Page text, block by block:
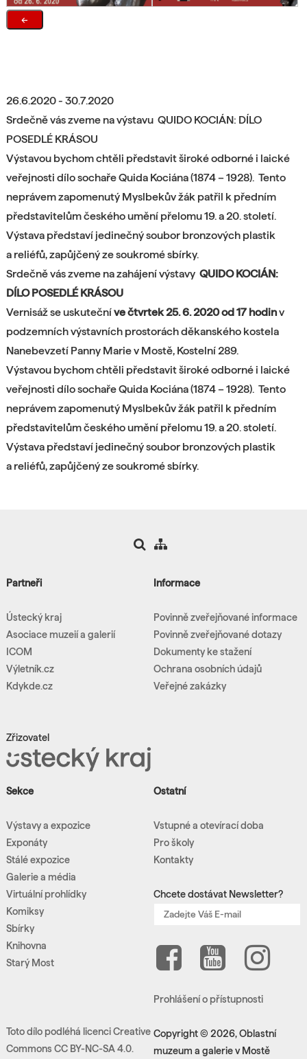
←
26.6.2020 - 30.7.2020
Srdečně vás zvemena výstavu QUIDO KOCIÁN: DÍLO
POSEDLÉ KRÁSOU
Výstavou bychom chtěli představit široké odborné i laické
veřejnosti dílo sochaře Quida Kociána (1874 – 1928). Tento
neprávem zapomenutý Myslbekův žák patřil k předním
představitelům českého umění přelomu 19. a 20. století.
Výstava představí jedinečný soubor bronzových plastik
a reliéfů, zapůjčený ze soukromé sbírky.
Srdečně vás zvemena zahájení výstavy QUIDO KOCIÁN:
DÍLO POSEDLÉ KRÁSOU
Vernisáž se uskutečníve čtvrtek 25. 6. 2020 od 17 hodinv
podzemních výstavních prostorách děkanského kostela
Nanebevzetí Panny Marie v Mostě, Kostelní 289.
Výstavou bychom chtěli představit široké odborné i laické
veřejnosti dílo sochaře Quida Kociána (1874 – 1928). Tento
neprávem zapomenutý Myslbekův žák patřil k předním
představitelům českého umění přelomu 19. a 20. století.
Výstava představí jedinečný soubor bronzových plastik
a reliéfů, zapůjčený ze soukromé sbírky.
Partneři
Ústecký kraj
Asociace muzeií a galerií
ICOM
Výletník.cz
Kdykde.cz
Zřizovatel
Informace
Povinně zveřejňované informace
Povinně zveřejňované dotazy
Dokumenty ke stažení
Ochrana osobních údajů
Veřejné zakázky
Sekce
Výstavy a expozice
Exponáty
Stálé expozice
Galerie a média
Virtuální prohlídky
Komiksy
Sbírky
Knihovna
Starý Most
Toto dílo podléhá licenci Creative
Commons CC BY-NC-SA 4.0.
Ostatní
Vstupné a otevírací doba
Pro školy
Kontakty
Chcete dostávat Newsletter?
Prohlášení o přístupnosti
Copyright © 2026, Oblastní
muzeum a galerie v Mostě